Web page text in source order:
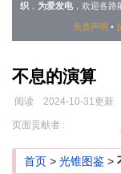
织 ， 为爱发电，欢迎各路
免责声明 •
不息的演算
阅读 2024-10-31更新
跳
导
跳
搜
页面贡献者 :
首页 > 光锥图鉴 >